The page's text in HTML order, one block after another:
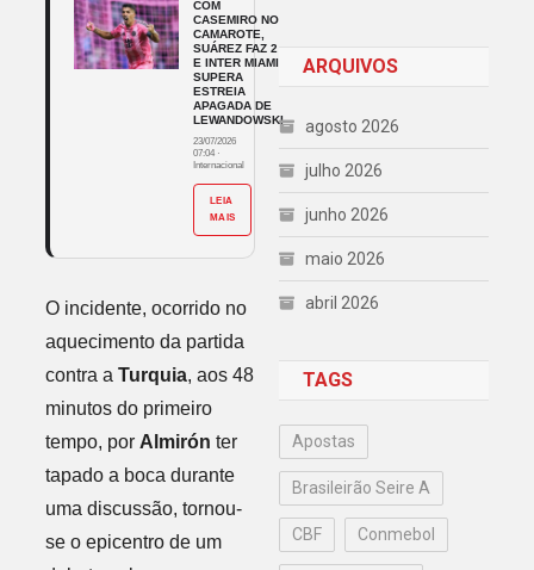
COM
CASEMIRO NO
CAMAROTE,
SUÁREZ FAZ 2
E INTER MIAMI
SUPERA
ESTREIA
APAGADA DE
LEWANDOWSKI
23/07/2026
07:04 ·
Internacional
LEIA
MAIS
O incidente, ocorrido no
aquecimento da partida
contra a Turquia, aos 48
minutos do primeiro
tempo, por Almirón ter
tapado a boca durante
uma discussão, tornou-
se o epicentro de um
ARQUIVOS
agosto 2026
julho 2026
junho 2026
maio 2026
abril 2026
TAGS
Apostas
Brasileirão Seire A
CBF Conmebol